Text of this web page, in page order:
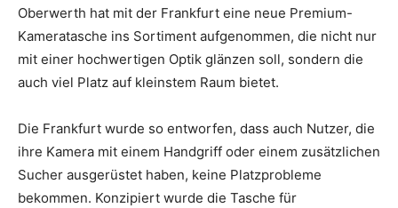
Oberwerth hat mit der Frankfurt eine neue Premium-
Kameratasche ins Sortiment aufgenommen, die nicht nur
mit einer hochwertigen Optik glänzen soll, sondern die
auch viel Platz auf kleinstem Raum bietet.
Die Frankfurt wurde so entworfen, dass auch Nutzer, die
ihre Kamera mit einem Handgriff oder einem zusätzlichen
Sucher ausgerüstet haben, keine Platzprobleme
bekommen. Konzipiert wurde die Tasche für